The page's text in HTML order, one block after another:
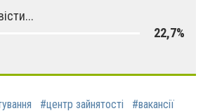
22,7%
#центр зайнятості #вакансії